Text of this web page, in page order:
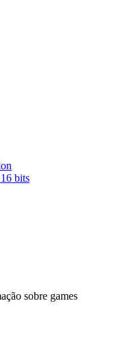
bits
sobre games